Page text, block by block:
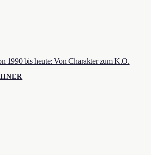
1990 bis heute: Von Charakter zum K.O.